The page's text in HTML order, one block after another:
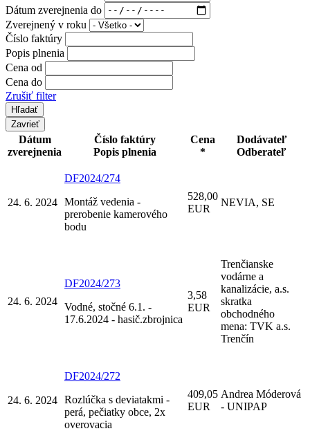
Dátum zverejnenia do
Zverejnený v roku
Číslo faktúry
Popis plnenia
Cena od
Cena do
Zrušiť filter
Zavrieť
Dátum
zverejnenia
Číslo faktúry
Popis plnenia
Cena
*
Dodávateľ
Odberateľ
24. 6. 2024
DF2024/274
Montáž vedenia -
prerobenie kamerového
bodu
528,00
EUR
NEVIA, SE
24. 6. 2024
DF2024/273
Vodné, stočné 6.1. -
17.6.2024 - hasič.zbrojnica
3,58
EUR
Trenčianske
vodárne a
kanalizácie, a.s.
skratka
obchodného
mena: TVK a.s.
Trenčín
24. 6. 2024
DF2024/272
Rozlúčka s deviatakmi -
perá, pečiatky obce, 2x
overovacia
409,05
EUR
Andrea Móderová
- UNIPAP